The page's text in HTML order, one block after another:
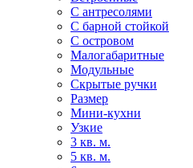
С антресолями
С барной стойкой
С островом
Малогабаритные
Модульные
Скрытые ручки
Размер
Мини-кухни
Узкие
3 кв. м.
5 кв. м.